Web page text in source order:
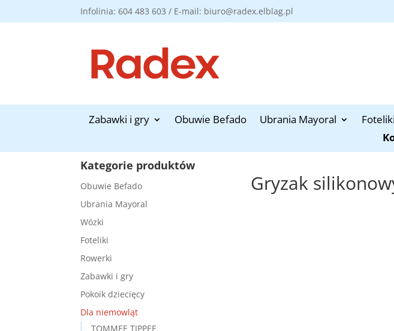
Infolinia: 604 483 603 / E-mail: biuro@radex.elblag.pl
Zabawki i gry Obuwie Befado Ubrania Mayoral Foteliki
Kategorie produktów
Obuwie Befado
Ubrania Mayoral
Wózki
Foteliki
Rowerki
Zabawki i gry
Pokoik dziecięcy
Dla niemowląt
TOMMEE TIPPEE
Gryzak